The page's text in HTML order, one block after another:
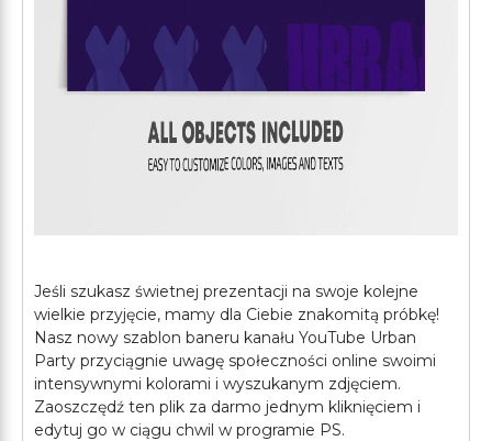
Jeśli szukasz świetnej prezentacji na swoje kolejne
wielkie przyjęcie, mamy dla Ciebie znakomitą próbkę!
Nasz nowy szablon baneru kanału YouTube Urban
Party przyciągnie uwagę społeczności online swoimi
intensywnymi kolorami i wyszukanym zdjęciem.
Zaoszczędź ten plik za darmo jednym kliknięciem i
edytuj go w ciągu chwil w programie PS.